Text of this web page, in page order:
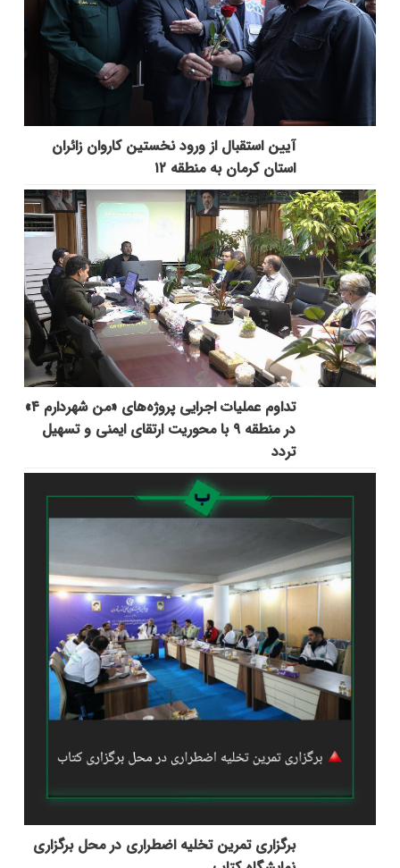
آیین استقبال از ورود نخستین کاروان زائران
استان کرمان به منطقه ۱۲
تداوم عملیات اجرایی پروژه‌های «من شهردارم ۴»
در منطقه ۹ با محوریت ارتقای ایمنی و تسهیل
تردد
برگزاری تمرین تخلیه اضطراری در محل برگزاری